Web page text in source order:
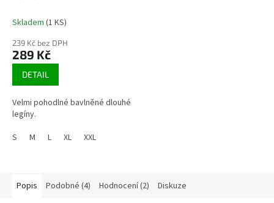
Skladem (1 KS)
239 Kč bez DPH
289 Kč
DETAIL
Velmi pohodlné bavlněné dlouhé
legíny.
S
M L XL XXL
Popis Podobné (4) Hodnocení (2) Diskuze